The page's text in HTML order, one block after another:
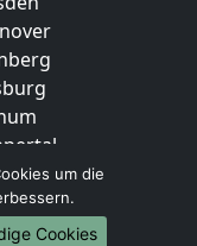
um die
Cookies